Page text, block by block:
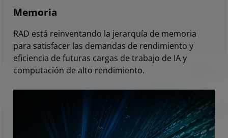
Memoria
RAD está reinventando la jerarquía de memoria
para satisfacer las demandas de rendimiento y
eficiencia de futuras cargas de trabajo de IA y
computación de alto rendimiento.